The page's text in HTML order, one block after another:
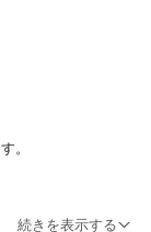
。
続きを表示する